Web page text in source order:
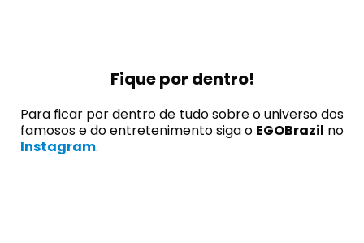
Fique por dentro!
Para ficar por dentro de tudo sobre o universo dos
famosos e do entretenimento siga o EGOBrazil no
Instagram.